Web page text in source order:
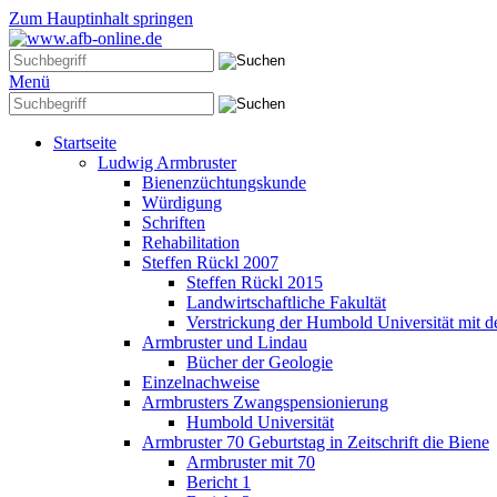
Zum Hauptinhalt springen
Menü
Startseite
Ludwig Armbruster
Bienenzüchtungskunde
Würdigung
Schriften
Rehabilitation
Steffen Rückl 2007
Steffen Rückl 2015
Landwirtschaftliche Fakultät
Verstrickung der Humbold Universität mit
Armbruster und Lindau
Bücher der Geologie
Einzelnachweise
Armbrusters Zwangspensionierung
Humbold Universität
Armbruster 70 Geburtstag in Zeitschrift die Biene
Armbruster mit 70
Bericht 1